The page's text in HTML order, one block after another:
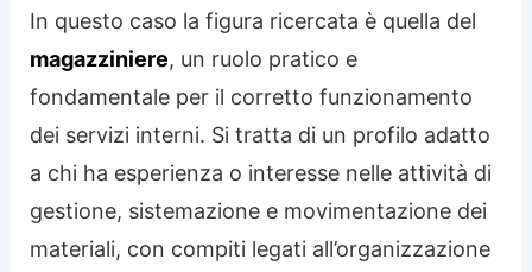
In questo caso la figura ricercata è quella del
magazziniere, un ruolo pratico e
fondamentale per il corretto funzionamento
dei servizi interni. Si tratta di un profilo adatto
a chi ha esperienza o interesse nelle attività di
gestione, sistemazione e movimentazione dei
materiali, con compiti legati all’organizzazione